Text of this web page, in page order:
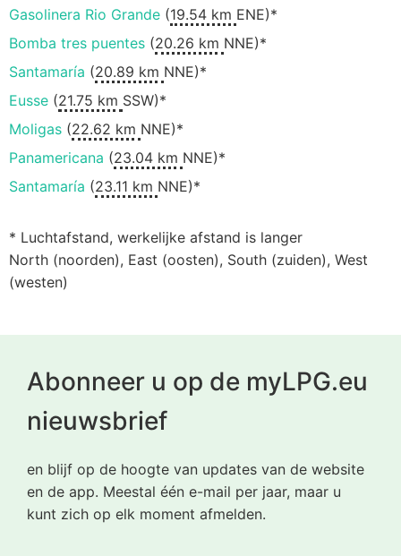
Gasolinera Rio Grande (19.54 km ENE)*
Bomba tres puentes (20.26 km NNE)*
Santamaría (20.89 km NNE)*
Eusse (21.75 km SSW)*
Moligas (22.62 km NNE)*
Panamericana (23.04 km NNE)*
Santamaría (23.11 km NNE)*
* Luchtafstand, werkelijke afstand is langer
North (noorden), East (oosten), South (zuiden), West
(westen)
Abonneer u op de myLPG.eu
nieuwsbrief
en blijf op de hoogte van updates van de website
en de app. Meestal één e-mail per jaar, maar u
kunt zich op elk moment afmelden.